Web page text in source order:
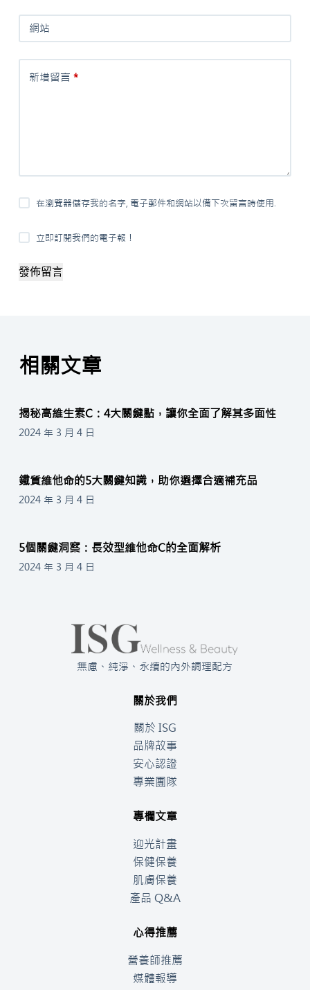
網站
新增留言 *
在瀏覽器儲存我的名字, 電子郵件和網站以備下次留言時使用.
立即訂閱我們的電子報！
發佈留言
相關文章
揭秘高維生素C：4大關鍵點，讓你全面了解其多面性
2024 年 3 月 4 日
鐵質維他命的5大關鍵知識，助你選擇合適補充品
2024 年 3 月 4 日
5個關鍵洞察：長效型維他命C的全面解析
2024 年 3 月 4 日
無慮、純淨、永續的內外調理配方
關於我們
關於 ISG
品牌故事
安心認證
專業團隊
專欄文章
迎光計畫
保健保養
肌膚保養
產品 Q&A
心得推薦
營養師推薦
媒體報導